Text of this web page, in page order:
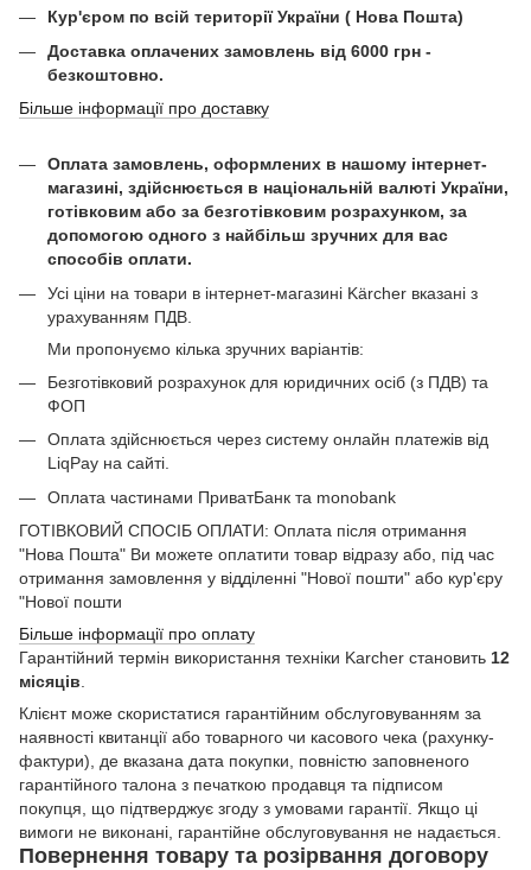
Кур'єром по всій території України ( Нова Пошта)
Доставка оплачених замовлень від 6000 грн -
безкоштовно.
Більше інформації про доставку
Оплата замовлень, оформлених в нашому інтернет-
магазині, здійснюється в національній валюті України,
готівковим або за безготівковим розрахунком, за
допомогою одного з найбільш зручних для вас
способів оплати.
Усі ціни на товари в інтернет-магазині Kärcher вказані з
урахуванням ПДВ.
Ми пропонуємо кілька зручних варіантів:
Безготівковий розрахунок для юридичних осіб (з ПДВ) та
ФОП
Оплата здійснюється через систему онлайн платежів від
LiqPay на сайті.
Оплата частинами ПриватБанк та monobank
ГОТІВКОВИЙ СПОСІБ ОПЛАТИ: Оплата після отримання
"Нова Пошта" Ви можете оплатити товар відразу або, під час
отримання замовлення у відділенні "Нової пошти" або кур'єру
"Нової пошти
Більше інформації про оплату
Гарантійний термін використання техніки Karcher становить 12
місяців
Клієнт може скористатися гарантійним обслуговуванням за
наявності квитанції або товарного чи касового чека (рахунку-
фактури), де вказана дата покупки, повністю заповненого
гарантійного талона з печаткою продавця та підписом
покупця, що підтверджує згоду з умовами гарантії. Якщо ці
вимоги не виконані, гарантійне обслуговування не надається.
Повернення товару та розірвання договору